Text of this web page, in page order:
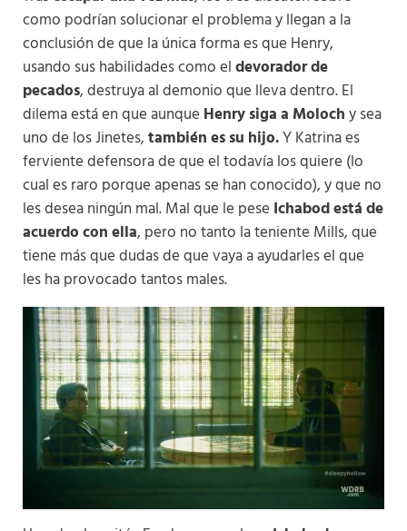
como podrían solucionar el problema y llegan a la
conclusión de que la única forma es que Henry,
usando sus habilidades como eldevorador de
pecados, destruya al demonio que lleva dentro. El
dilema está en que aunque Henry siga a Molochy sea
uno de los Jinetes,también es su hijo.Y Katrina es
ferviente defensora de que el todavía los quiere (lo
cual es raro porque apenas se han conocido), y que no
les desea ningún mal. Mal que le pese Ichabod está de
acuerdo con ella, pero no tanto la teniente Mills, que
tiene más que dudas de que vaya a ayudarles el que
les ha provocado tantos males.